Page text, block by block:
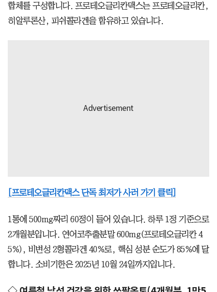
합체를 구성합니다. 프로테오글리칸맥스는 프로테오글리칸,
히알루론산, 피쉬콜라겐을 함유하고 있습니다.
[프로테오글리칸맥스 단독 최저가 사러 가기 클릭]
1통에 500mg짜리 60정이 들어 있습니다. 하루 1정 기준으로
2개월분입니다. 연어코추출분말 600mg(프로테오글리칸 4
5%), 비변성 2형콜라겐 40%로, 핵심 성분 순도가 85%에 달
합니다. 소비기한은 2025년 10월 24일까지입니다.